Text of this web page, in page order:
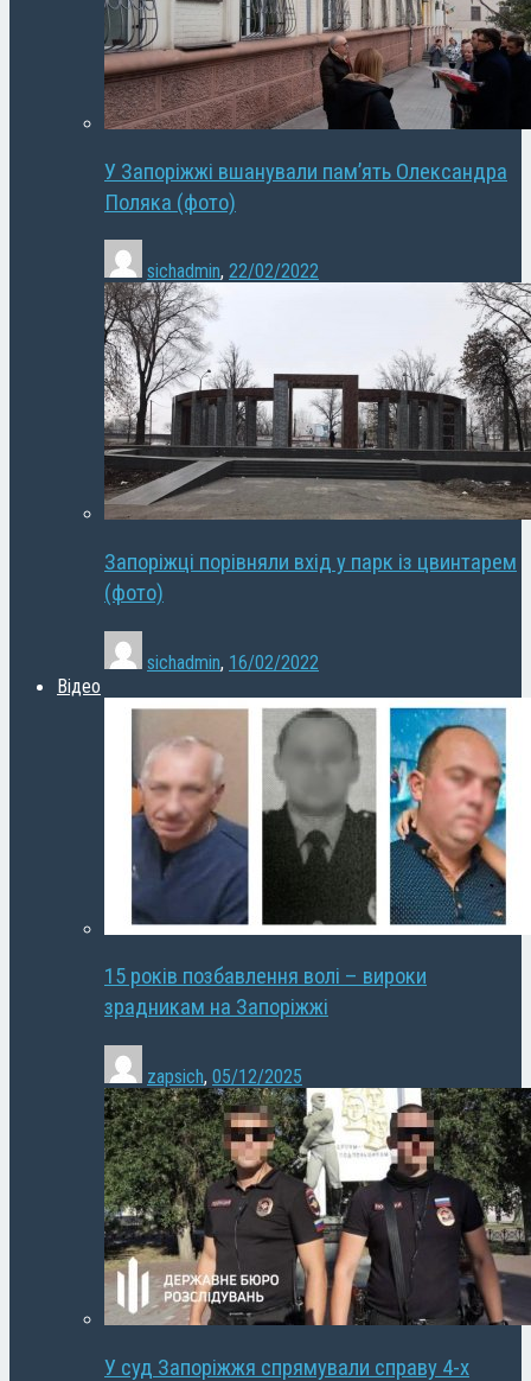
У Запоріжжі вшанували пам’ять Олександра
Поляка (фото)
sichadmin, 22/02/2022
Запоріжці порівняли вхід у парк із цвинтарем
(фото)
sichadmin, 16/02/2022
Відео
15 років позбавлення волі – вироки
зрадникам на Запоріжжі
zapsich, 05/12/2025
У суд Запоріжжя спрямували справу 4-х